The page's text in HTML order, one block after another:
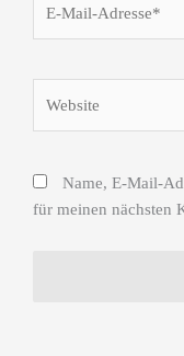
Name, E-Mail-
für meinen nächsten